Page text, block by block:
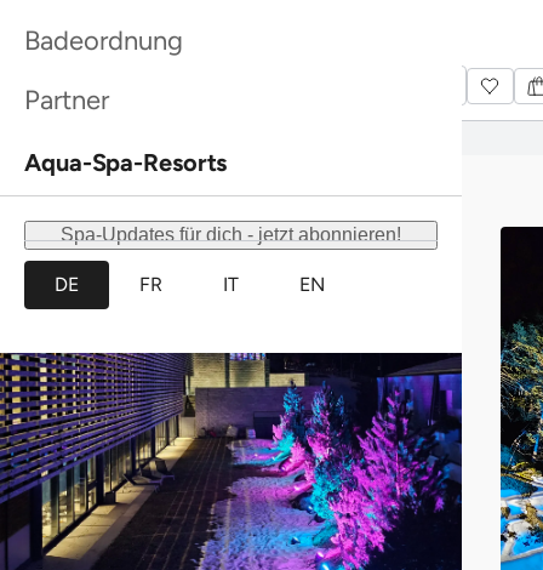
Mehr entdecken
Mehr entdecken
Badeordnung
Partner
Aqua-Spa-Resorts
Spa-Updates für dich - jetzt abonnieren!
DE FR IT EN